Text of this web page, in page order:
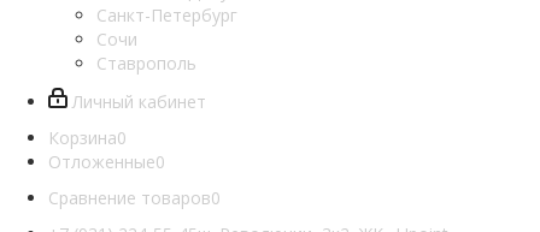
Санкт-Петербург
Сочи
Ставрополь
Личный кабинет
Корзина0
Отложенные0
Сравнение товаров0